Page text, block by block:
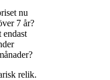
nu
7 år?
endast
relik.